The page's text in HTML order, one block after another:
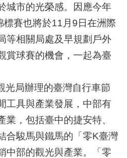
城市的光榮感。因應今年
賽也將於11月9日在洲際
等相關局處及早規劃戶外
賞球賽的機會，一起為臺
光局辦理的臺灣自行車節
工具與產業發展，中部有
，包括臺中的捷安特、
合駿馬與鐵馬的「零K臺灣
中部的觀光與產業。「零